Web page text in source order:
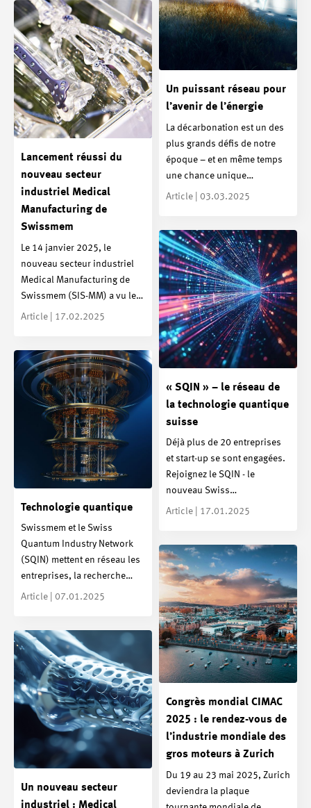
Un puissant réseau pour
l’avenir de l’énergie
La décarbonation est un des
plus grands défis de notre
époque – et en même temps
une chance unique…
Article | 03.03.2025
Lancement réussi du
nouveau secteur
industriel Medical
Manufacturing de
Swissmem
Le 14 janvier 2025, le
nouveau secteur industriel
Medical Manufacturing de
Swissmem (SIS-MM) a vu le…
Article | 17.02.2025
« SQIN » – le réseau de
la technologie quantique
suisse
Déjà plus de 20 entreprises
et start-up se sont engagées.
Rejoignez le SQIN - le
nouveau Swiss…
Article | 17.01.2025
Technologie quantique
Swissmem et le Swiss
Quantum Industry Network
(SQIN) mettent en réseau les
entreprises, la recherche…
Article | 07.01.2025
Congrès mondial CIMAC
2025 : le rendez-vous de
l’industrie mondiale des
gros moteurs à Zurich
Du 19 au 23 mai 2025, Zurich
deviendra la plaque
Un nouveau secteur
industriel : Medical